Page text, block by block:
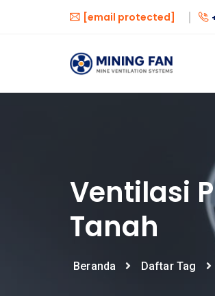
[email protected]
Ventilasi
Tanah
Beranda Daftar Tag